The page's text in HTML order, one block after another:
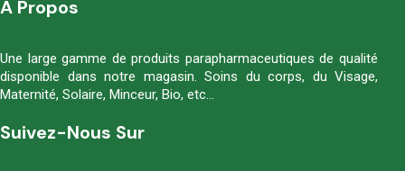
A Propos
Une large gamme de produits parapharmaceutiques de qualité
disponible dans notre magasin. Soins du corps, du Visage,
Maternité, Solaire, Minceur, Bio, etc…
Suivez-Nous Sur